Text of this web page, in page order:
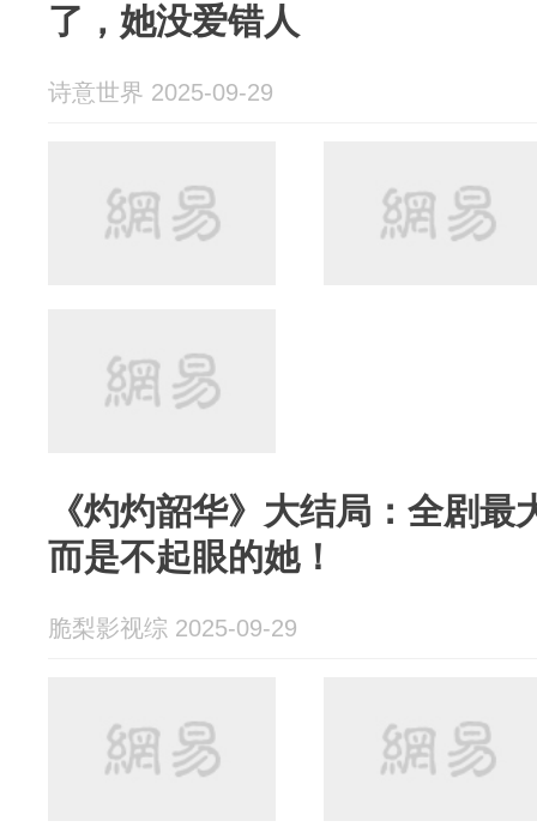
了，她没爱错人
诗意世界 2025-09-29
《灼灼韶华》大结局：全剧
而是不起眼的她！
脆梨影视综 2025-09-29